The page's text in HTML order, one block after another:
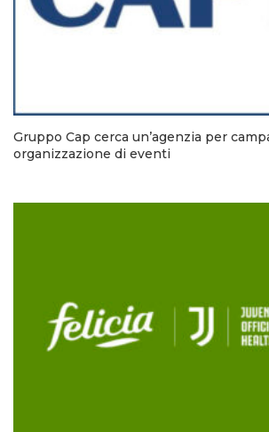
Gruppo Cap cerca un’agenzia per
organizzazione di eventi